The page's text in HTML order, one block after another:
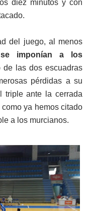
diez minutos y con
del juego, al menos
imponían a los
las dos escuadras
pérdidas a su
triple ante la cerrada
ya hemos citado
a los murcianos.